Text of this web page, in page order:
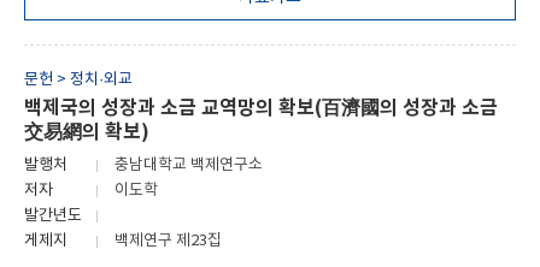
문헌 > 정치·외교
백제국의 성장과 소금 교역망의 확보(百濟國의 성장과 소금
交易網의 확보)
발행처
충남대학교 백제연구소
저자
이도학
발간년도
게제지
백제연구 제23집